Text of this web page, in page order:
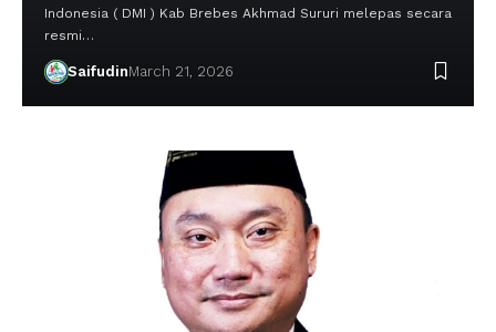
Indonesia ( DMI ) Kab Brebes Akhmad Sururi melepas secara
resmi…
SaifudinMarch 21, 2026